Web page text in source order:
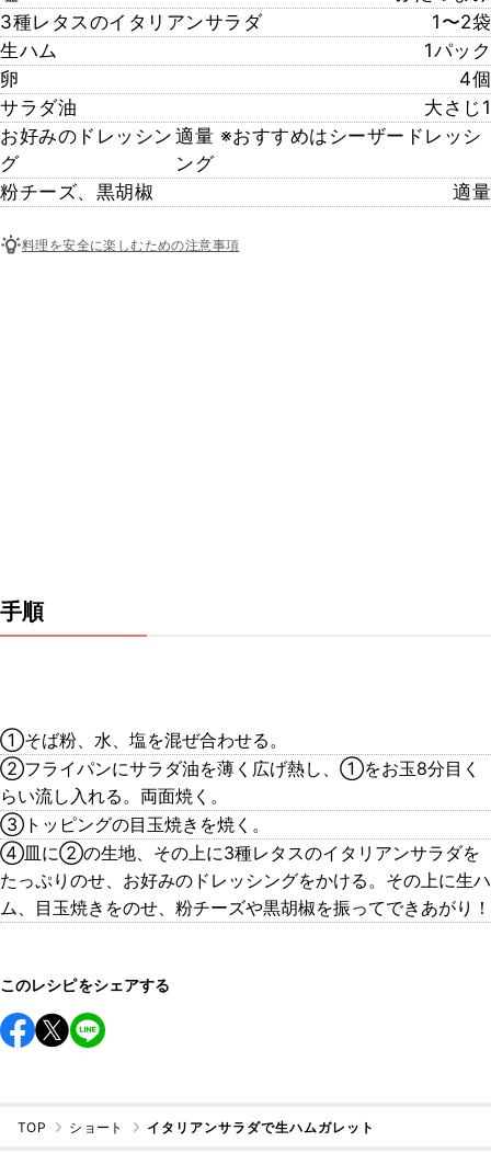
3種レタスのイタリアンサラダ
1〜2袋
生ハム
1パック
卵
4個
サラダ油
大さじ1
お好みのドレッシン
グ
適量 ※おすすめはシーザードレッシ
ング
粉チーズ、黒胡椒
適量
料理を安全に楽しむための注意事項
手順
①そば粉、水、塩を混ぜ合わせる。
②フライパンにサラダ油を薄く広げ熱し、①をお玉8分目く
らい流し入れる。両面焼く。
③トッピングの目玉焼きを焼く。
④皿に②の生地、その上に3種レタスのイタリアンサラダを
たっぷりのせ、お好みのドレッシングをかける。その上に生ハ
ム、目玉焼きをのせ、粉チーズや黒胡椒を振ってできあがり！
このレシピをシェアする
TOP ショート イタリアンサラダで生ハムガレット